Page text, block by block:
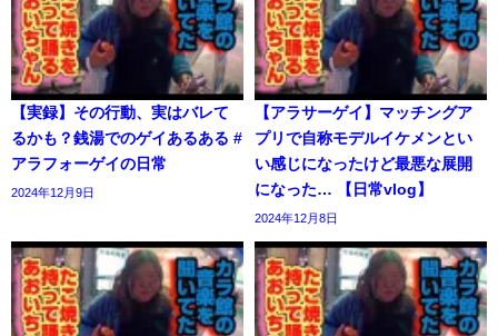
【実録】その行動、実はバレて
るかも？銭湯でのゲイあるある #
アラフォーゲイの日常
2024年12月9日
【アラサーゲイ】マッチングア
プリで自称モデルイケメンとい
い感じになったけど最悪な展開
になった… 【日常vlog】
2024年12月8日